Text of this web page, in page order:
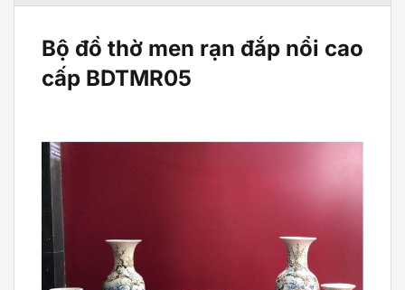
Bộ đồ thờ men rạn đắp nổi cao
cấp BDTMR05